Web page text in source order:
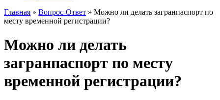
Главная » Вопрос-Ответ » Можно ли делать загранпаспорт по
месту временной регистрации?
Можно ли делать
загранпаспорт по месту
временной регистрации?